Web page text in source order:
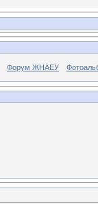
Форум ЖНАЕУ